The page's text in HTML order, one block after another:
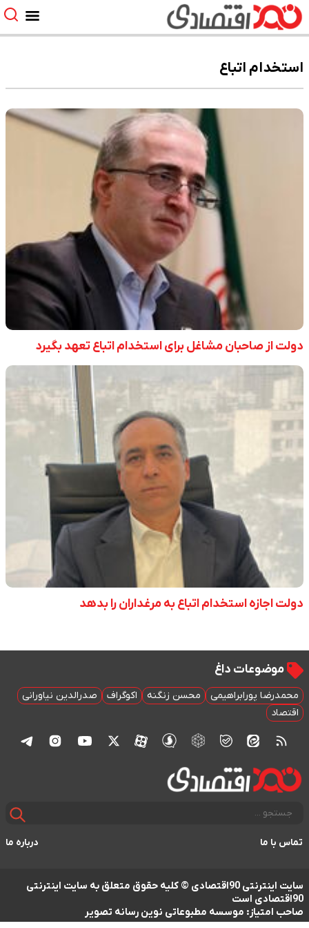
استخدام اتباع
دولت از صاحبان مشاغل برای استخدام اتباع تعهد بگیرد
دولت اجازه استخدام اتباع به مرغداران را بدهد
موضوعات داغ
محمدرضا پورابراهیمی محسن زنگنه اکوگراف
صدرالدین نیاورانی
اقتصاد
تماس با ما درباره ما
سایت اینترنتی 90اقتصادی © کلیه حقوق متعلق به سایت اینترنتی
90اقتصادی است
صاحب امتیاز: موسسه مطبوعاتی نوین رسانه تصویر